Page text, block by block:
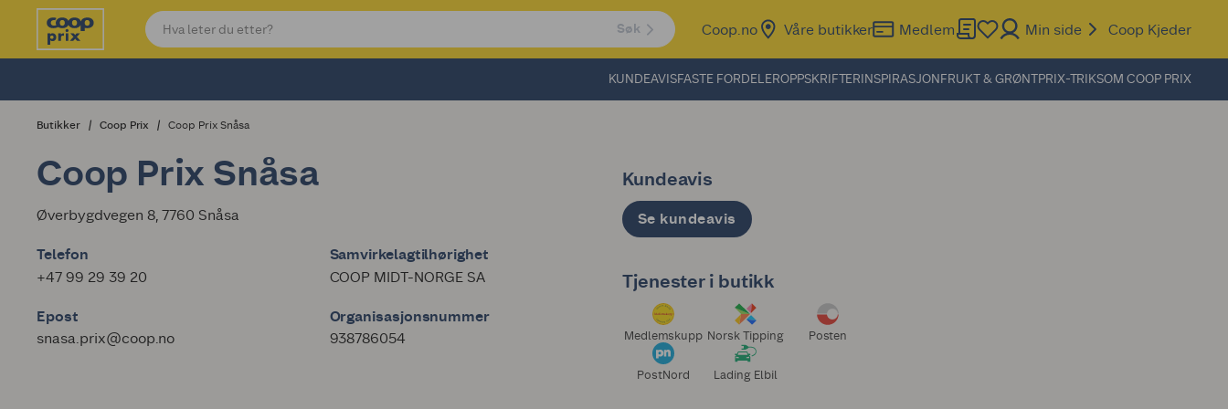
Søk Coop.no Våre butikker Medlem Min side Coop Kjeder
KUNDEAVISFASTE FORDELEROPPSKRIFTERINSPIRASJONFRUKT & GRØNTPRIX-TRIKSOM COOP PRIX
Butikker Coop Prix Coop Prix Snåsa
Coop Prix Snåsa
Øverbygdvegen 8, 7760 Snåsa
Telefon
+47 99 29 39 20
Epost
snasa.prix@coop.no
Samvirkelagtilhørighet
COOP MIDT-NORGE SA
Organisasjonsnummer
938786054
Kundeavis
Se kundeavis
Tjenester i butikk
Medlemskupp Norsk Tipping Posten
PostNord Lading Elbil